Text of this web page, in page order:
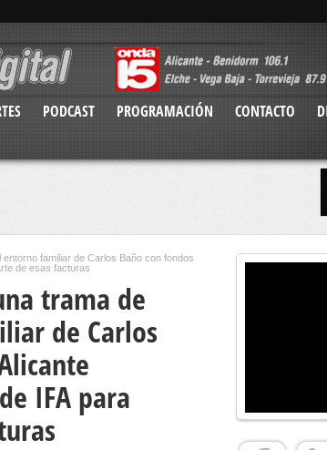
PODCAST PROGRAMACIÓN CONTACTO
familiar de Carlos Baño con fondos
de esas facturas
trama de
de Carlos
IFA para